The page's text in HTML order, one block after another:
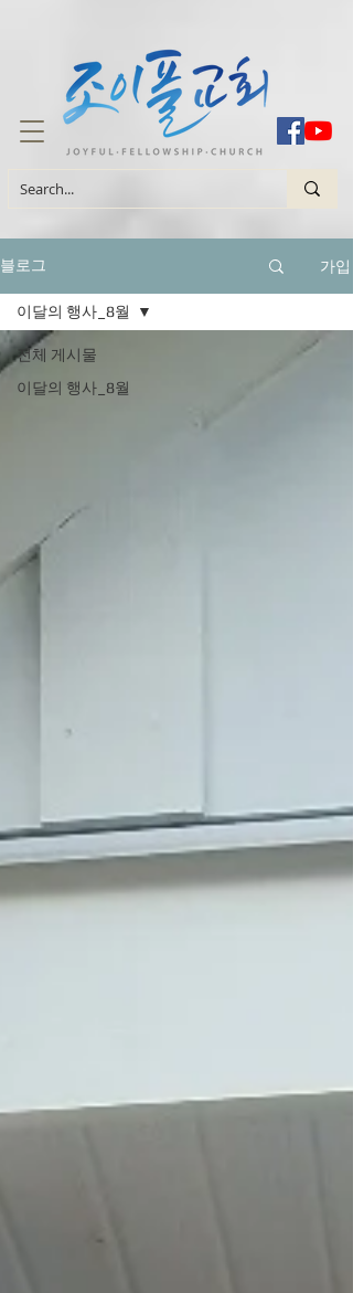
블로그 가입
전체 게시물
이달의 행사_8월
이달의 행사_8월